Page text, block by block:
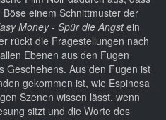
einem Schnittmuster der
Money - Spür die Angstein
rückt die Fragestellungen nach
Ebenen aus den Fugen
Geschehens. Aus den Fugen ist
gekommen ist, wie Espinosa
Szenen wissen lässt, wenn
sitzt und die Worte des